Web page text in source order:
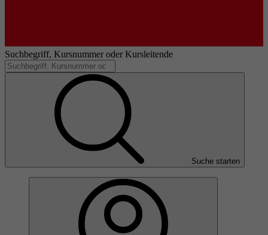
Suchbegriff, Kursnummer oder Kursleitende
Suche starten